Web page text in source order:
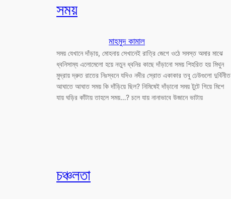
সময়
মাহমুদ কামাল
সময় যেখানে দাঁড়ায়, মোহনায় সেখানেই রাত্রি জেগে ওঠে সমস্ত অমার মাঝে
ধ্বনিসাম্য এলোমেলো হয়ে নতুন ধ্বনির কাছে দাঁড়ানো সময় শিহরিত হয় মিথুন
মুদ্রায় দ্রুত রাতের নিঃস্বনে যদিও নদীর স্রোত একাকার তবু ঢেউগুলো দুর্বিনীত
আঘাতে আঘাত সময় কি দাঁড়িয়ে ছিল? নিমিষেই দাঁড়ানো সময় টুটে গিয়ে মিশে
যায় ঘড়ির কাঁটায় তাহলে সময়…? চলে যায় নানাভাবে উজানে ভাটায়
চঞ্চলতা